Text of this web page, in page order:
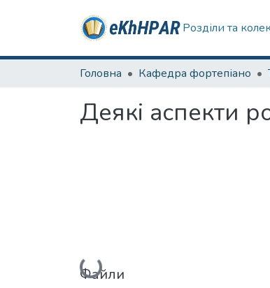
Розділи та
Головна Кафедра фортепіано
Деякі аспекти
Вантажиться...
Файли